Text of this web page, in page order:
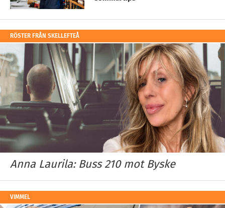
RÖSTER FRÅN SKELLEFTEÅ
Anna Laurila: Buss 210 mot Byske
VIMMEL